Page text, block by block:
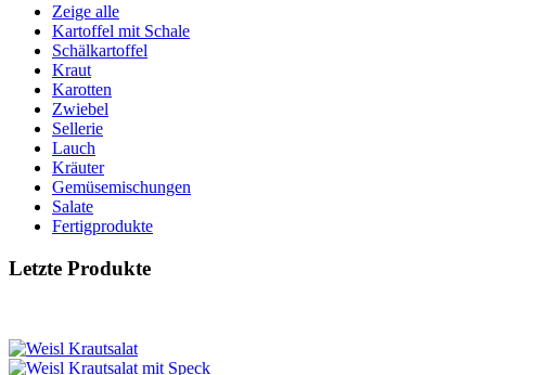
Zeige alle
Kartoffel mit Schale
Schälkartoffel
Kraut
Karotten
Zwiebel
Sellerie
Lauch
Kräuter
Gemüsemischungen
Salate
Fertigprodukte
Letzte Produkte